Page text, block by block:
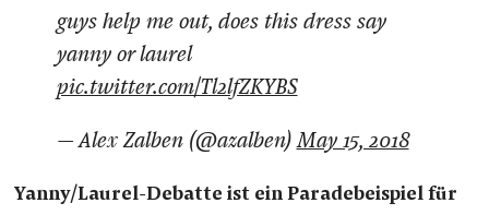
guys help me out, does this dress say
yanny or laurel
pic.twitter.com/Tl2lfZKYBS
— Alex Zalben (@azalben)May 15, 2018
Yanny/Laurel-Debatte ist ein Paradebeispiel für